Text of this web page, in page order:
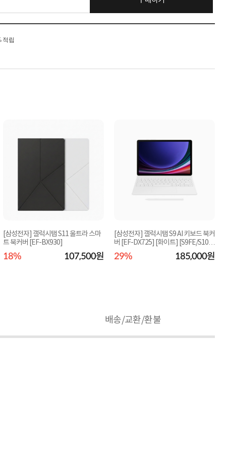
적립
[삼성전자] 갤럭시탭 S11 울트라 스마
트 북커버 [EF-BX930]
18% 107,500원
[삼성전자] 갤럭시탭 S9 AI 키보드 북커
버 [EF-DX725] [화이트] [S9FE/S10F
E/S10라이...
29% 185,000원
배송/교환/환불